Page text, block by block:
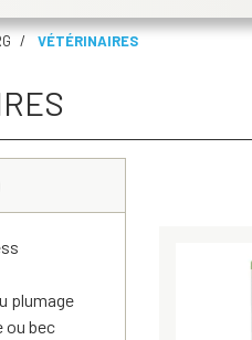
VÉTÉRINAIRES
plumage
ou bec